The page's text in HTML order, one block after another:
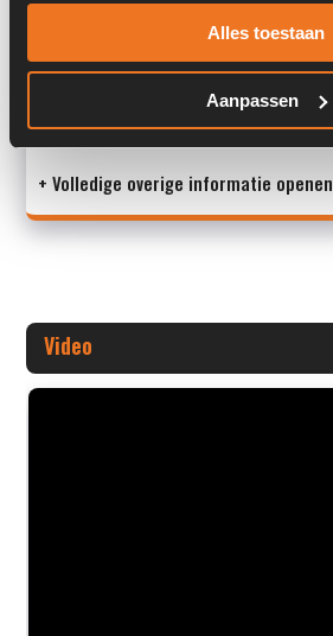
Alles toestaan
Aanpassen
S/N: -
M
+ Volledige overige informatie openen
Video